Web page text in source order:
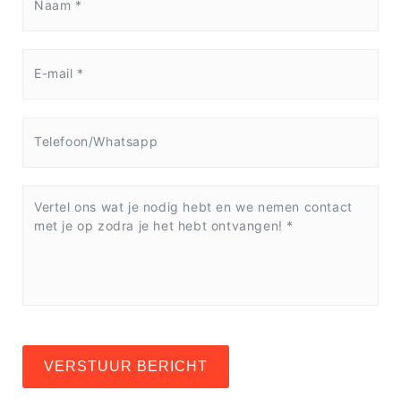
VERSTUUR BERICHT